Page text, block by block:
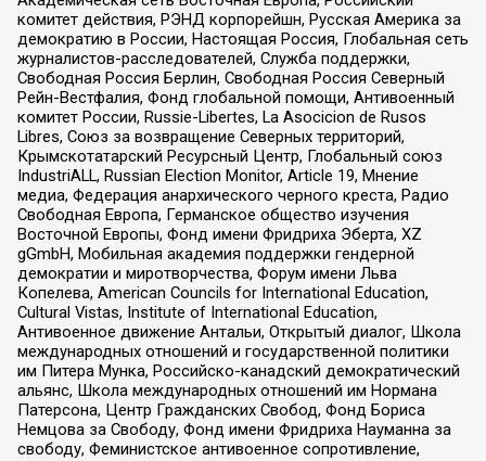
комитет действия, РЭНД корпорейшн, Русская Америка за
демократию в России, Настоящая Россия, Глобальная сеть
журналистов-расследователей, Служба поддержки,
Свободная Россия Берлин, Свободная Россия Северный
Рейн-Вестфалия, Фонд глобальной помощи, Антивоенный
комитет России, Russie-Libertes, La Asocicion de Rusos
Libres, Союз за возвращение Северных территорий,
Крымскотатарский Ресурсный Центр, Глобальный союз
IndustriALL, Russian Election Monitor, Article 19, Мнение
медиа, Федерация анархического черного креста, Радио
Свободная Европа, Германское общество изучения
Восточной Европы, Фонд имени Фридриха Эберта, XZ
gGmbH, Мобильная академия поддержки гендерной
демократии и миротворчества, Форум имени Льва
Копелева, American Councils for International Education,
Cultural Vistas, Institute of International Education,
Антивоенное движение Антальи, Открытый диалог, Школа
международных отношений и государственной политики
им Питера Мунка, Российско-канадский демократический
альянс, Школа международных отношений им Нормана
Патерсона, Центр Гражданских Свобод, Фонд Бориса
Немцова за Свободу, Фонд имени Фридриха Науманна за
свободу, Феминистское антивоенное сопротивление,